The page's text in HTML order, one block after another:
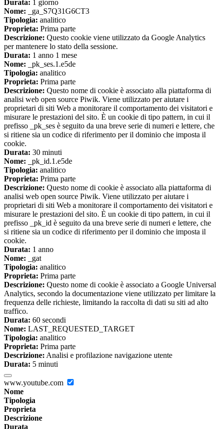
Durata: 1 giorno
Nome: _ga_S7Q31G6CT3
Tipologia: analitico
Proprieta: Prima parte
Descrizione: Questo cookie viene utilizzato da Google Analytics
per mantenere lo stato della sessione.
Durata: 1 anno 1 mese
Nome: _pk_ses.1.e5de
Tipologia: analitico
Proprieta: Prima parte
Descrizione: Questo nome di cookie è associato alla piattaforma di
analisi web open source Piwik. Viene utilizzato per aiutare i
proprietari di siti Web a monitorare il comportamento dei visitatori e
misurare le prestazioni del sito. È un cookie di tipo pattern, in cui il
prefisso _pk_ses è seguito da una breve serie di numeri e lettere, che
si ritiene sia un codice di riferimento per il dominio che imposta il
cookie.
Durata: 30 minuti
Nome: _pk_id.1.e5de
Tipologia: analitico
Proprieta: Prima parte
Descrizione: Questo nome di cookie è associato alla piattaforma di
analisi web open source Piwik. Viene utilizzato per aiutare i
proprietari di siti Web a monitorare il comportamento dei visitatori e
misurare le prestazioni del sito. È un cookie di tipo pattern, in cui il
prefisso _pk_id è seguito da una breve serie di numeri e lettere, che
si ritiene sia un codice di riferimento per il dominio che imposta il
cookie.
Durata: 1 anno
Nome: _gat
Tipologia: analitico
Proprieta: Prima parte
Descrizione: Questo nome di cookie è associato a Google Universal
Analytics, secondo la documentazione viene utilizzato per limitare la
frequenza delle richieste, limitando la raccolta di dati su siti ad alto
traffico.
Durata: 60 secondi
Nome: LAST_REQUESTED_TARGET
Tipologia: analitico
Proprieta: Prima parte
Descrizione: Analisi e profilazione navigazione utente
Durata: 5 minuti
www.youtube.com
Nome
Tipologia
Proprieta
Descrizione
Durata